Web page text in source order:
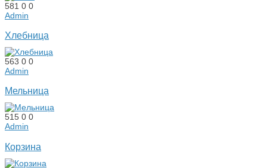
581 0 0
Admin
Хлебница
563 0 0
Admin
Мельница
515 0 0
Admin
Корзина